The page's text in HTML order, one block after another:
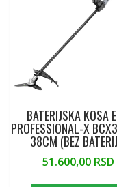
BATERIJSKA KOSA
PROFESSIONAL-X
38CM (BEZ
51.600,00 RSD